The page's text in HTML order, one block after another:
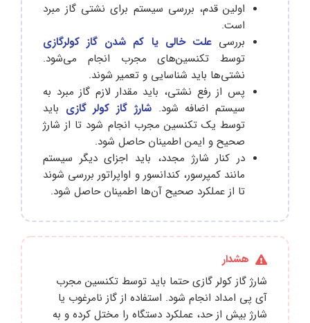
اولین قدم، بررسی سیستم برای نشتی گاز مبرد
است.
بررسیعلت خالی یا کم شدن گاز کولرگازی
توسط تکنسین‌های مجرب انجام می‌شود.
نشتی‌ها باید شناسایی و تعمیر شوند.
پس از رفع نشتی، باید مقدار لازم گاز مبرد به
سیستم اضافه شود.شارژ گاز کولر گازی باید
توسط یک تکنسین مجرب انجام شود تا از شارژ
صحیح و ایمن اطمینان حاصل شود.
در کنار شارژ مجدد، باید اجزای دیگر سیستم
مانند کمپرسور، کندانسور و اواپراتور بررسی شوند
تا از عملکرد صحیح آن‌ها اطمینان حاصل شود.
هشدار
شارژ گاز کولر گازی حتما باید توسط تکنسین مجرب
آی پی امداد انجام شود. استفاده از گاز نامرغوب یا
شارژ بیش‌ از حد، عملکرد دستگاه را مختل کرده و به